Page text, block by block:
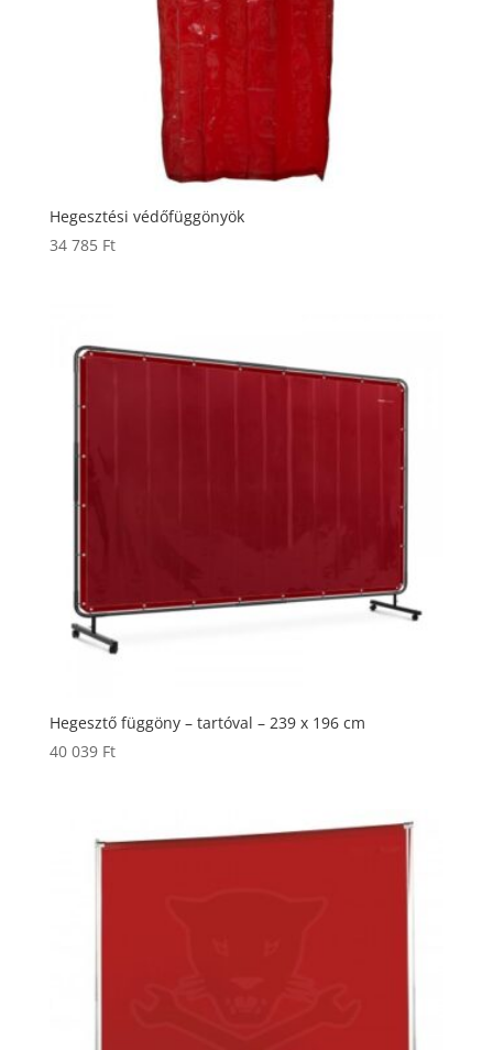
Hegesztési védőfüggönyök
34 785 Ft
Hegesztő függöny – tartóval – 239 x 196 cm
40 039 Ft